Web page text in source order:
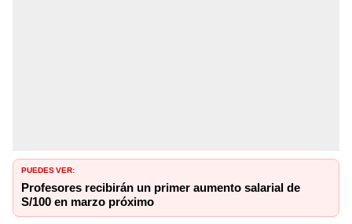
PUEDES VER:
Profesores recibirán un primer aumento salarial de
S/100 en marzo próximo